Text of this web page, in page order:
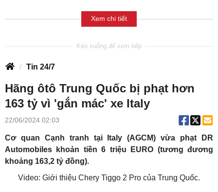
Xem chi tiết
Tin 24/7
Hãng ôtô Trung Quốc bị phạt hơn
163 tỷ vì 'gắn mác' xe Italy
22/06/2024 02:03
Cơ quan Cạnh tranh tại Italy (AGCM) vừa phạt DR
Automobiles khoản tiền 6 triệu EURO (tương đương
khoảng 163,2 tỷ đồng).
Video: Giới thiệu Chery Tiggo 2 Pro của Trung Quốc.